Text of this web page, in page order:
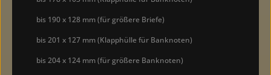
bis 190 x 128 mm (für größere Briefe)
bis 201 x 127 mm (Klapphülle für Banknoten)
bis 204 x 124 mm (für größere Banknoten)